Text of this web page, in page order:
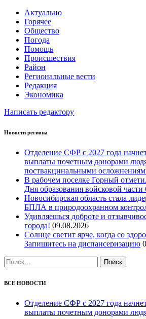
Актуально
Горячее
Общество
Погода
Помощь
Происшествия
Район
Региональные вести
Редакция
Экономика
Написать редактору
Новости региона
Отделение СФР с 2027 года
выплаты почетным донорами
поствакцинальными
В рабочем поселке Горный
Дня образования войсковой части
Новосибирская область стала
БПЛА в природоохранном
Удивляешься доброте и
города! 09.08.2026
Солнце светит ярче, когда со
Запишитесь на диспансеризацию
Найти:
ВСЕ НОВОСТИ
Отделение СФР с 2027 года
выплаты почетным донорами